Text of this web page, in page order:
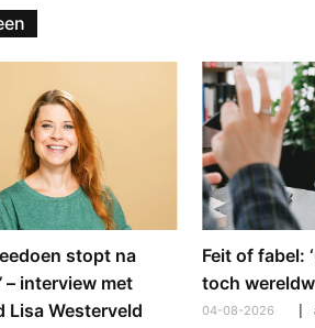
Feit of fabel:
toch
04-08-2026
stopt na
– interview met
Lisa Westerveld